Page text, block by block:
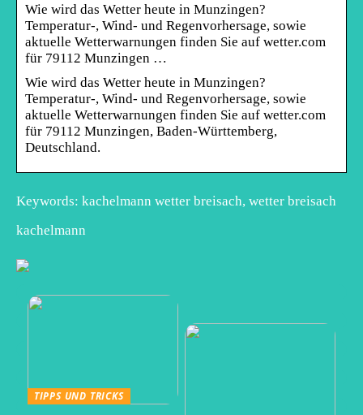
Wie wird das Wetter heute in Munzingen?
Temperatur-, Wind- und Regenvorhersage, sowie
aktuelle Wetterwarnungen finden Sie auf wetter.com
für 79112 Munzingen …
Wie wird das Wetter heute in Munzingen?
Temperatur-, Wind- und Regenvorhersage, sowie
aktuelle Wetterwarnungen finden Sie auf wetter.com
für 79112 Munzingen, Baden-Württemberg,
Deutschland.
Keywords: kachelmann wetter breisach, wetter breisach
kachelmann
TIPPS UND TRICKS